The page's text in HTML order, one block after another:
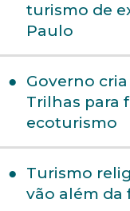
turismo de
Paulo
Governo
Trilhas para
ecoturismo
Turismo
vão além da